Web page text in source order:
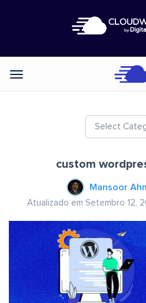
Categories
Select
custom
Mansoor
Atualizado em Setembro 12,